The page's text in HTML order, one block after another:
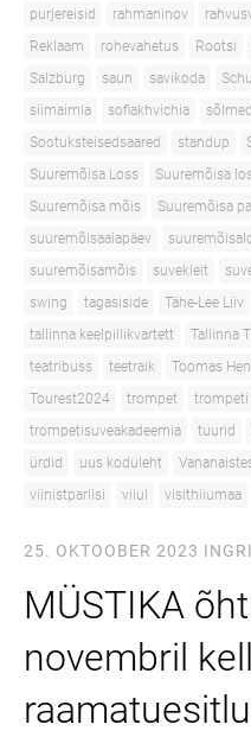
purjereisid
rahmaninov
Reklaam
rohevahetus Rootsi
Salzburg
saun savikoda
siimaimla
sofiakhvichia sõlmed
Sootuksteisedsaared
standup
Suuremõisa Loss
Suuremõisa
Suuremõisa mõis
Suuremõisa
suuremõisaaiapäev
suuremõisamõis
suvekleit
swing
tagasiside Tähe-Lee Liiv
tallinna keelpillikvartett
Tallinna
teatribuss
teetraik Toomas
Tourest2024
trompet trompeti
trompetisuveakadeemia
tuurid
ürdid
uus koduleht
viinistpariisi
viiul visithiiumaa
25. OKTOOBER 2023
MÜSTIKA
novembril